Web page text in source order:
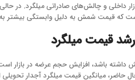
داخلی و چالش‌های صادراتی میلگرد. در
که قیمت شمش به دلیل وابستگی بیشتر به
قیمت میلگرد
باشد، افزایش حجم عرضه در بازار است.